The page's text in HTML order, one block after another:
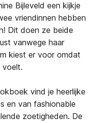
Bijleveld een kijkje
vriendinnen hebben
Dit doen ze beide
vanwege haar
kiest er voor omdat
voelt.
vind je heerlijke
en van fashionable
zoetigheden. De